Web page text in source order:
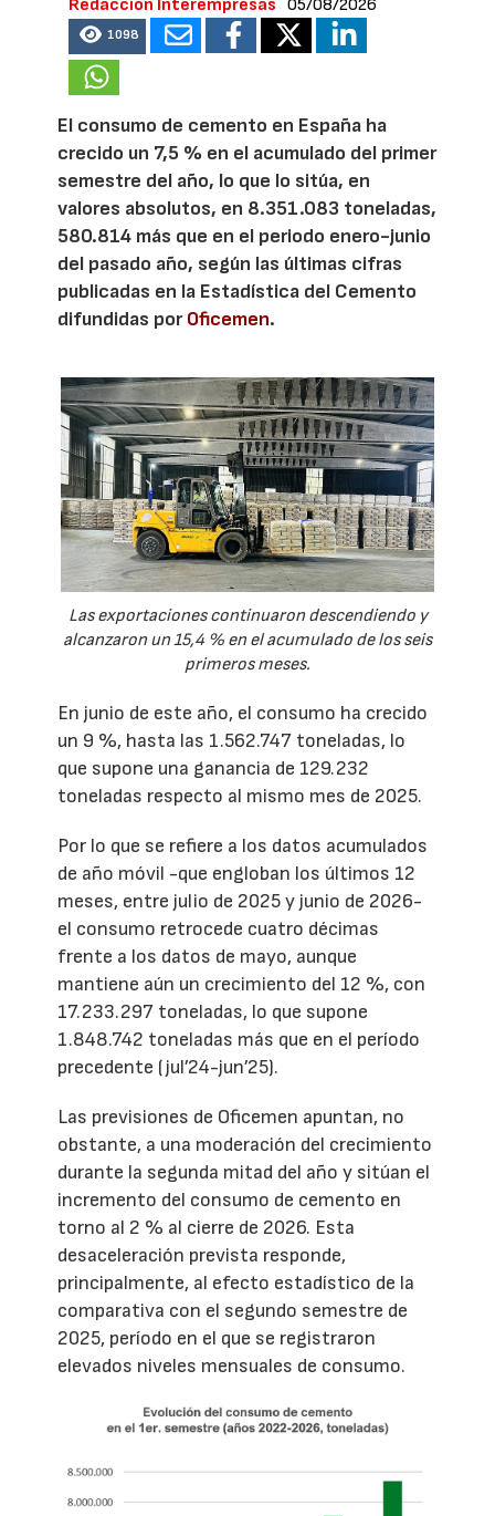
Redacción Interempresas 05/08/2026
1098
El consumo de cemento en España ha
crecido un 7,5 % en el acumulado del primer
semestre del año, lo que lo sitúa, en
valores absolutos, en 8.351.083 toneladas,
580.814 más que en el periodo enero-junio
del pasado año, según las últimas cifras
publicadas en la Estadística del Cemento
difundidas porOficemen.
Las exportaciones continuaron descendiendo y
alcanzaron un 15,4 % en el acumulado de los seis
primeros meses.
En junio de este año, el consumo ha crecido
un 9 %, hasta las 1.562.747 toneladas, lo
que supone una ganancia de 129.232
toneladas respecto al mismo mes de 2025.
Por lo que se refiere a los datos acumulados
de año móvil -que engloban los últimos 12
meses, entre julio de 2025 y junio de 2026-
el consumo retrocede cuatro décimas
frente a los datos de mayo, aunque
mantiene aún un crecimiento del 12 %, con
17.233.297 toneladas, lo que supone
1.848.742 toneladas más que en el período
precedente (jul’24-jun’25).
Las previsiones de Oficemen apuntan, no
obstante, a una moderación del crecimiento
durante la segunda mitad del año y sitúan el
incremento del consumo de cemento en
torno al 2 % al cierre de 2026. Esta
desaceleración prevista responde,
principalmente, al efecto estadístico de la
comparativa con el segundo semestre de
2025, período en el que se registraron
elevados niveles mensuales de consumo.